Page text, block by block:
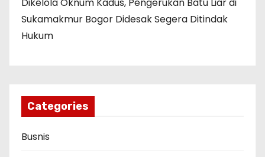
Sukamakmur Bogor Didesak Segera Ditindak
Hukum
Categories
Busnis